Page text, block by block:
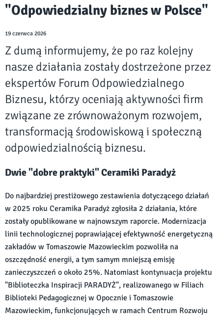
"Odpowiedzialny biznes w Polsce"
19 czerwca 2026
Z dumą informujemy, że po raz kolejny
nasze działania zostały dostrzeżone przez
ekspertów Forum Odpowiedzialnego
Biznesu, którzy oceniają aktywności firm
związane ze zrównoważonym rozwojem,
transformacją środowiskową i społeczną
odpowiedzialnością biznesu.
Dwie "dobre praktyki" Ceramiki Paradyż
Do najbardziej prestiżowego zestawienia dotyczącego działań
w 2025 roku Ceramika Paradyż zgłosiła 2 działania, które
zostały opublikowane w najnowszym raporcie. Modernizacja
linii technologicznej poprawiającej efektywność energetyczną
zakładów w Tomaszowie Mazowieckim pozwoliła na
oszczędność energii, a tym samym mniejszą emisję
zanieczyszczeń o około 25%. Natomiast kontynuacja projektu
"Biblioteczka Inspiracji PARADYŻ", realizowanego w Filiach
Biblioteki Pedagogicznej w Opocznie i Tomaszowie
Mazowieckim, funkcjonujących w ramach Centrum Rozwoju